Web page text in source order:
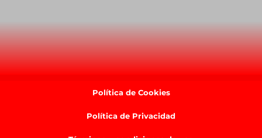
Política de Cookies
Política de Privacidad